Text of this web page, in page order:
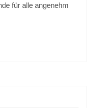
für alle angenehm